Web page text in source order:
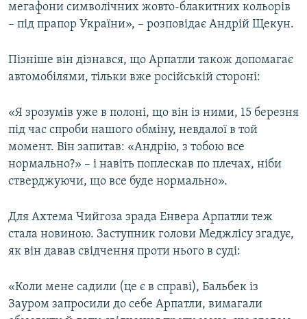
мегафони символічних жовто-блакитних кольорів
– під прапор України», – розповідає Андрій Щекун.
Пізніше він дізнався, що Арпатли також допомагає
автомобілями, тільки вже російській стороні:
«Я зрозумів уже в полоні, що він із ними, 15 березня
під час спроби нашого обміну, невдалої в той
момент. Він запитав: «Андрію, з тобою все
нормально?» – і навіть поплескав по плечах, ніби
стверджуючи, що все буде нормально».
Для Ахтема Чийгоза зрада Енвера Арпатли теж
стала новиною. Заступник голови Меджлісу згадує,
як він давав свідчення проти нього в суді:
«Коли мене садили (це є в справі), Бальбек із
Зауром запросили до себе Арпатли, вимагали